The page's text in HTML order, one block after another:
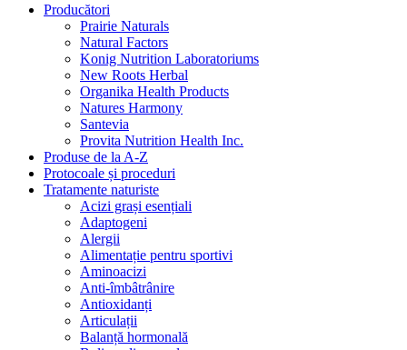
Producători
Prairie Naturals
Natural Factors
Konig Nutrition Laboratoriums
New Roots Herbal
Organika Health Products
Natures Harmony
Santevia
Provita Nutrition Health Inc.
Produse de la A-Z
Protocoale și proceduri
Tratamente naturiste
Acizi grași esențiali
Adaptogeni
Alergii
Alimentație pentru sportivi
Aminoacizi
Anti-îmbâtrânire
Antioxidanți
Articulații
Balanță hormonală